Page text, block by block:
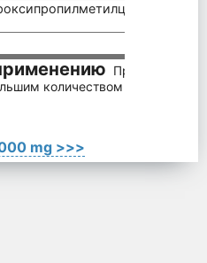
Принимайте
количеством воды.
mg >>>